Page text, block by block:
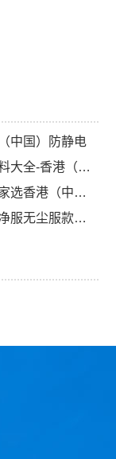
中国）防静电
苏州香港全年最全免费资料大全-香港（中国）有限公司无尘服款式有哪些？
专业防静电工作服生产厂家选香港（中国）静电
香港（中国）静电医用洁净服无尘服款式之分